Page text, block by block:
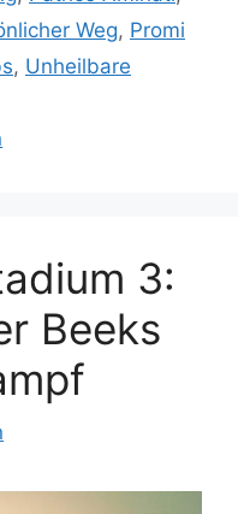
Weg, Promi
, Unheilbare
3:
Beeks